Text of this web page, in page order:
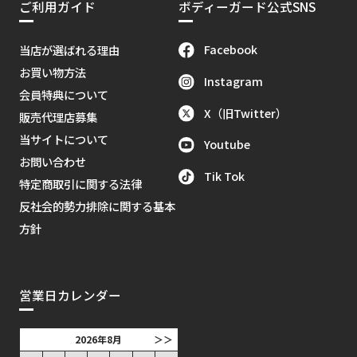
ご利用ガイド
当店が選ばれる理由
お買い物方法
会員特典について
販売代理店募集
当サイトについて
お問い合わせ
特定商取引に関する法律
反社会的勢力排除に関する基本
方針
ボディーガード公式SNS
Facebook
Instagram
X（旧Twitter）
Youtube
Tik Tok
営業日カレンダー
＞＞
2026年8月